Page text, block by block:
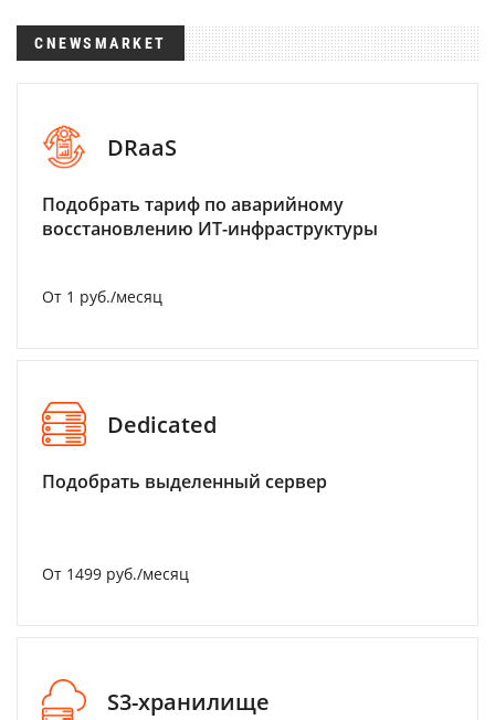
CNEWSMARKET
DRaaS
Подобрать тариф по аварийному
восстановлению ИТ-инфраструктуры
От 1 руб./месяц
Dedicated
Подобрать выделенный сервер
От 1499 руб./месяц
S3-хранилище